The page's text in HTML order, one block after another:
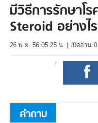
มีวิธีการรักษาโ
Steroid อย่างไ
26 พ.ย. 56 05.25 น. เปิดอ่าน 0
คำถาม